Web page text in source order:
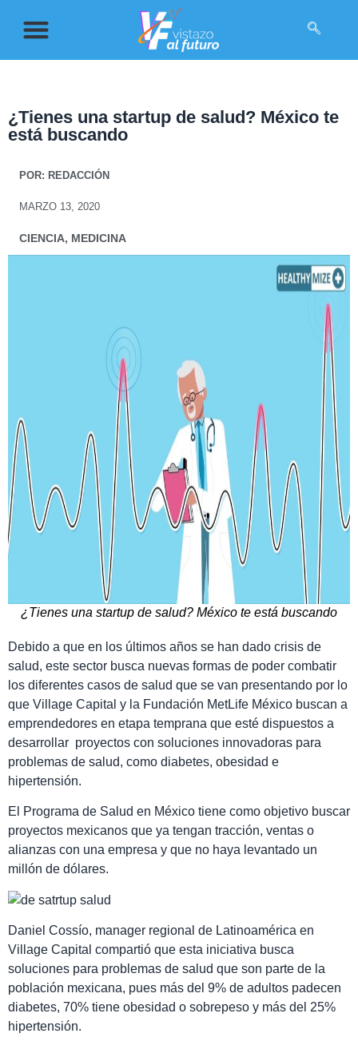
¿Tienes una startup de salud? México te
está buscando
POR: REDACCIÓN
MARZO 13, 2020
CIENCIA, MEDICINA
¿Tienes una startup de salud? México te está buscando
Debido a que en los últimos años se han dado crisis de
salud, este sector busca nuevas formas de poder combatir
los diferentes casos de salud que se van presentando por lo
que Village Capital y la Fundación MetLife México buscan a
emprendedores en etapa temprana que esté dispuestos a
desarrollar proyectos con soluciones innovadoras para
problemas de salud, como diabetes, obesidad e
hipertensión.
El Programa de Salud en México tiene como objetivo buscar
proyectos mexicanos que ya tengan tracción, ventas o
alianzas con una empresa y que no haya levantado un
millón de dólares.
Daniel Cossío, manager regional de Latinoamérica en
Village Capital compartió que esta iniciativa busca
soluciones para problemas de salud que son parte de la
población mexicana, pues más del 9% de adultos padecen
diabetes, 70% tiene obesidad o sobrepeso y más del 25%
hipertensión.